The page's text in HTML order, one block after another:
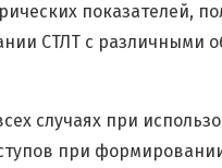
показателей,
СТЛТ с различными
случаях при
при